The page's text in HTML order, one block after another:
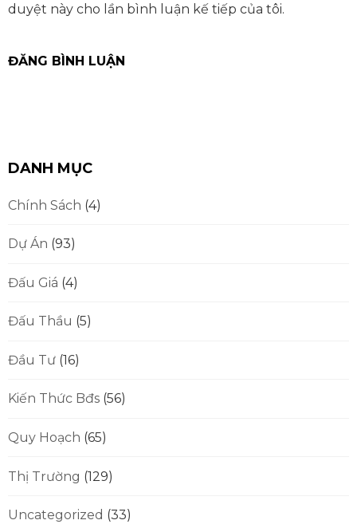
duyệt này cho lần bình luận kế tiếp của tôi.
DANH MỤC
Chính Sách (4)
Dự Án (93)
Đấu Giá (4)
Đấu Thầu (5)
Đầu Tư (16)
Kiến Thức Bđs (56)
Quy Hoạch (65)
Thị Trường (129)
Uncategorized (33)